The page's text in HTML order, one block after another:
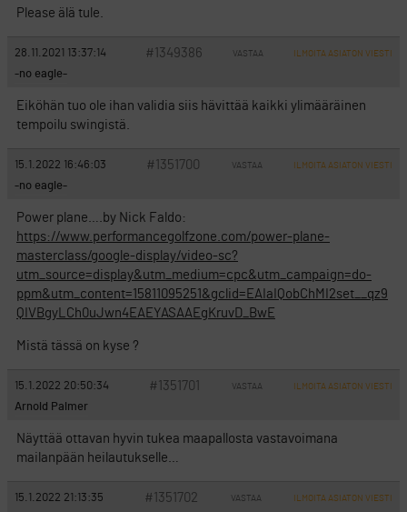
Please älä tule.
28.11.2021 13:37:14 #1349386 VASTAA ILMOITA ASIATON VIESTI
-no eagle-
Eiköhän tuo ole ihan validia siis hävittää kaikki ylimääräinen
tempoilu swingistä.
15.1.2022 16:46:03 #1351700 VASTAA ILMOITA ASIATON VIESTI
-no eagle-
Power plane….by Nick Faldo:
https://www.performancegolfzone.com/power-plane-
masterclass/google-display/video-sc?
utm_source=display&utm_medium=cpc&utm_campaign=do-
ppm&utm_content=15811095251&gclid=EAIaIQobChMI2set__qz9
QIVBgyLCh0uJwn4EAEYASAAEgKruvD_BwE
Mistä tässä on kyse ?
15.1.2022 20:50:34 #1351701 VASTAA ILMOITA ASIATON VIESTI
Arnold Palmer
Näyttää ottavan hyvin tukea maapallosta vastavoimana
mailanpään heilautukselle…
15.1.2022 21:13:35 #1351702 VASTAA ILMOITA ASIATON VIESTI